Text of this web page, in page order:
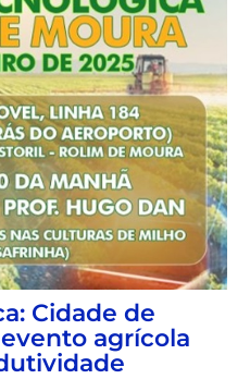
Cidade de
agrícola